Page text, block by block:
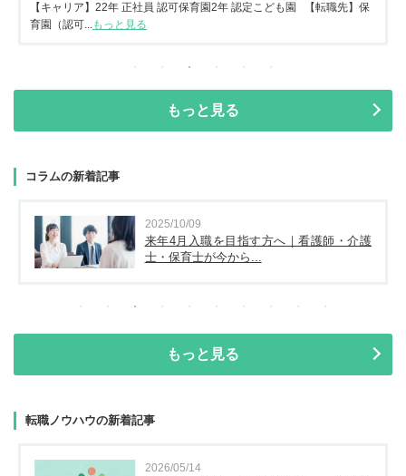
【キャリア】22年 正社員 認可保育園2年 認定こども園 【転職先】保
育園（認可...もっと見る
もっと見る
コラムの新着記事
2025/10/09
来年4月入職を目指す方へ｜看護師・介護
士・保育士が今から...
もっと見る
転職ノウハウの新着記事
2026/05/14